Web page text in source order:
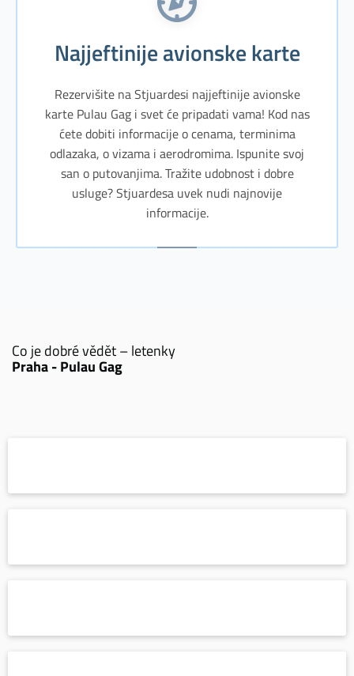
Najjeftinije avionske karte
Rezervišite na Stjuardesi najjeftinije avionske
karte Pulau Gag i svet će pripadati vama! Kod nas
ćete dobiti informacije o cenama, terminima
odlazaka, o vizama i aerodromima. Ispunite svoj
san o putovanjima. Tražite udobnost i dobre
usluge? Stjuardesa uvek nudi najnovije
informacije.
Co je dobré vědět – letenky
Praha - Pulau Gag